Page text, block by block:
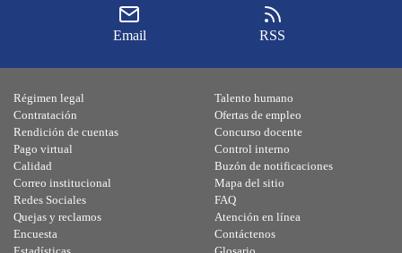
Email RSS
Régimen legal
Contratación
Rendición de cuentas
Pago virtual
Calidad
Talento humano
Ofertas de empleo
Concurso docente
Control interno
Buzón de notificaciones
Correo institucional
Redes Sociales
Quejas y reclamos
Encuesta
Mapa del sitio
FAQ
Atención en línea
Contáctenos